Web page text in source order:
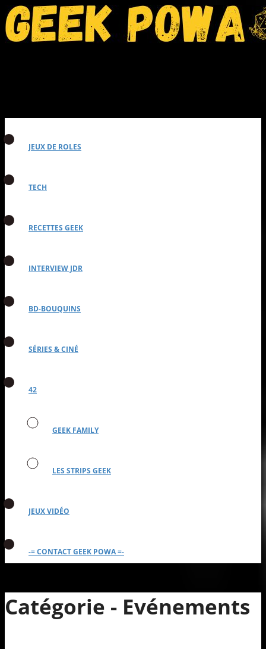
JEUX DE ROLES
TECH
RECETTES GEEK
INTERVIEW JDR
BD-BOUQUINS
SÉRIES & CINÉ
42
GEEK FAMILY
LES STRIPS GEEK
JEUX VIDÉO
-= CONTACT GEEK POWA =-
Catégorie - Evénements